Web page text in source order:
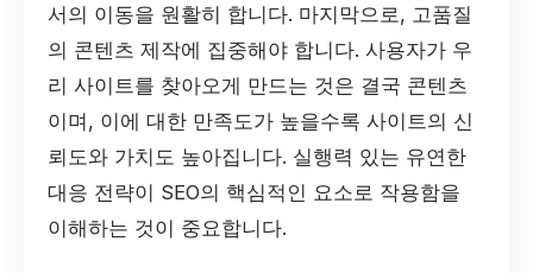
서의 이동을 원활히 합니다. 마지막으로, 고품질
의 콘텐츠 제작에 집중해야 합니다. 사용자가 우
리 사이트를 찾아오게 만드는 것은 결국 콘텐츠
이며, 이에 대한 만족도가 높을수록 사이트의 신
뢰도와 가치도 높아집니다. 실행력 있는 유연한
대응 전략이 SEO의 핵심적인 요소로 작용함을
이해하는 것이 중요합니다.